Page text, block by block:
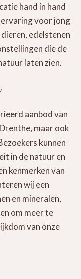
hand in hand
ervaring voor jong
edelstenen
die de
laten zien.
aanbod van
maar ook
kunnen
in de natuur en
kenmerken van
wij een
en mineralen,
om meer te
van onze